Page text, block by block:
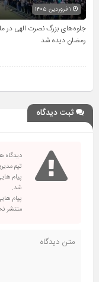
جلوه‌های بزرگ نصرت الهی در
رمضان دیده شد
ثبت دیدگاه
دیدگاه
تیم
پیام
شد.
پیام
منتشر